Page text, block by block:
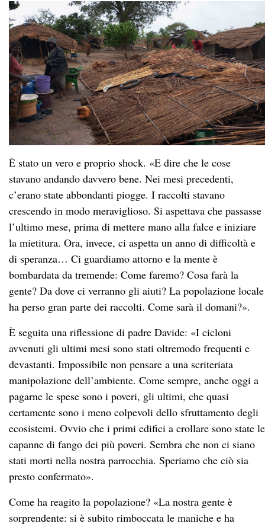
È stato un vero e proprio shock. «E dire che le cose
stavano andando davvero bene. Nei mesi precedenti,
c’erano state abbondanti piogge. I raccolti stavano
crescendo in modo meraviglioso. Si aspettava che passasse
l’ultimo mese, prima di mettere mano alla falce e iniziare
la mietitura. Ora, invece, ci aspetta un anno di difficoltà e
di speranza… Ci guardiamo attorno e la mente è
bombardata da tremende: Come faremo? Cosa farà la
gente? Da dove ci verranno gli aiuti? La popolazione locale
ha perso gran parte dei raccolti. Come sarà il domani?».
È seguita una riflessione di padre Davide: «I cicloni
avvenuti gli ultimi mesi sono stati oltremodo frequenti e
devastanti. Impossibile non pensare a una scriteriata
manipolazione dell’ambiente. Come sempre, anche oggi a
pagarne le spese sono i poveri, gli ultimi, che quasi
certamente sono i meno colpevoli dello sfruttamento degli
ecosistemi. Ovvio che i primi edifici a crollare sono state le
capanne di fango dei più poveri. Sembra che non ci siano
stati morti nella nostra parrocchia. Speriamo che ciò sia
presto confermato».
Come ha reagito la popolazione? «La nostra gente è
sorprendente: si è subito rimboccata le maniche e ha